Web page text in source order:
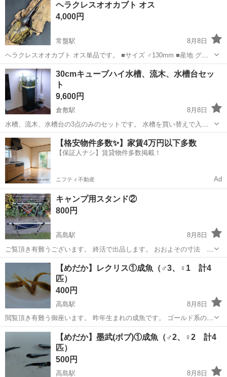
ヘラクレスオオカブト オス
4,000円
常盤駅
8月8日
ヘラクレスオオカブト オス単品です。 ■サイズ ♂130mm ■産地 グア
ドループ ■累代 CBF1 ■状態 未後食・未使用 ■羽化日 R8年7月21日 小
さめの130mm個体です。 現在も元気に活動しております...
岡山 倉敷市 常盤駅 その他 ヘラクレスオオカブト
30cmキューブハイ水槽、流木、水槽台セッ
ト
9,600円
倉敷駅
8月8日
水槽、流木、水槽台の3点のみのセットです。 水槽を買い替えで入れ
替えます。 水槽 アクロ30ハイスーパークリア30×30×40cm 流木 何本
かを接着剤で組み上げてます。（水草は外しますが必要であれば少し
おつけします、少...
岡山 倉敷市 倉敷駅 その他
【格安物件多数✨】家賃4万円以下多数
【保証人ナシ】賃貸物件多数掲載！
ニフティ不動産 Ad
キャンプ用スタンド②
800円
高島駅
8月8日
ご覧頂き有難うございます。 終活で出品します。 おおよその寸法 Ｈ
600・Ｗ600・Ｄ600 収納袋有り これからキャンプを始められ方、デ
イキャンプ・お庭キャンプ・バーベキュウー等に如何ですか。中古品
でまずやってみ...
岡山 岡山市 高島駅 その他 スタンド
【めだか】レクリス①成魚（♂3、♀1 計4
匹）
400円
高島駅
8月8日
閲覧頂き有難う御座います。 昨年生まれの成魚です。 ゴールド系のオ
レンジが尾びれまで入り豪華なメダカです。 来年の種親も確保できま
したので、スペース不足の為出品します。 ＊お手数ですが、メダカを
入れる容器をお持ち...
岡山 岡山市 高島駅 その他 成魚
【めだか】墨武(ボブ)①成魚（♂2、♀2 計4
匹）
500円
高島駅 8月8日